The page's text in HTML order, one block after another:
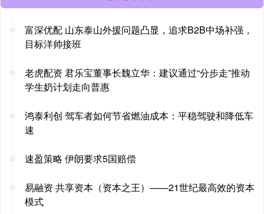
富深优配 山东泰山外援问题凸显，追求B2B中场补强，
目标洋帅接班
老虎配资 君乐宝董事长魏立华：建议通过“分步走”推动
学生奶计划走向普惠
鸿泰利创 驾车者如何节省燃油成本：平稳驾驶和降低车
速
速盈策略 伊朗要求5国赔偿
易融资 共享资本（资本之王）——21世纪最高效的资本
模式